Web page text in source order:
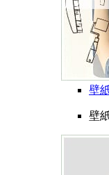
壁
壁